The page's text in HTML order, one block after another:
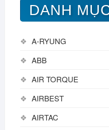
DANH
A-RYUNG
ABB
AIR TORQUE
AIRBEST
AIRTAC